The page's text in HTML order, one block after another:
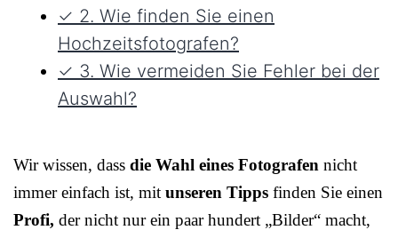
✓ 2. Wie finden Sie einen
Hochzeitsfotografen?
✓ 3. Wie vermeiden Sie Fehler bei der
Auswahl?
Wir wissen, dass die Wahl eines Fotografen nicht
immer einfach ist, mit unseren Tipps finden Sie einen
Profi, der nicht nur ein paar hundert „Bilder“ macht,